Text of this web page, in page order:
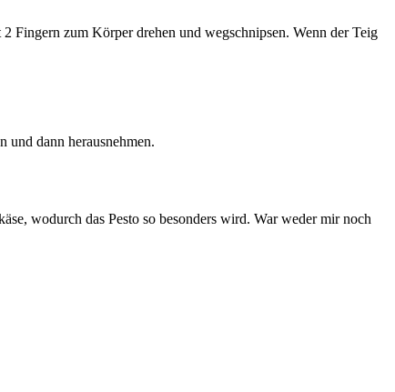
Fingern zum Körper drehen und wegschnipsen. Wenn der Teig
und dann herausnehmen.
wodurch das Pesto so besonders wird. War weder mir noch